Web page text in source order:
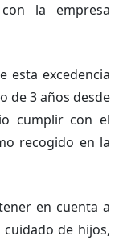
la empresa
esta excedencia
de 3 años desde
cumplir con el
recogido en la
en cuenta a
de hijos,